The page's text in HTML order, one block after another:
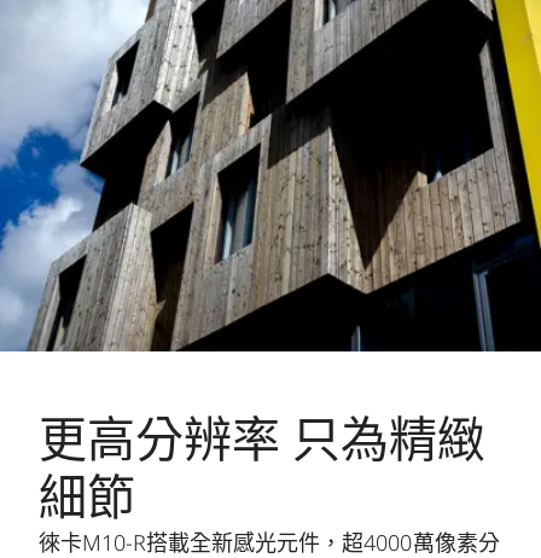
更高分辨率 只為精緻
細節
徠卡M10-R搭載全新感光元件，超4000萬像素分